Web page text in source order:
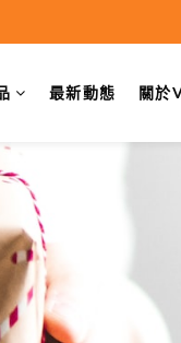
最新動態 關於